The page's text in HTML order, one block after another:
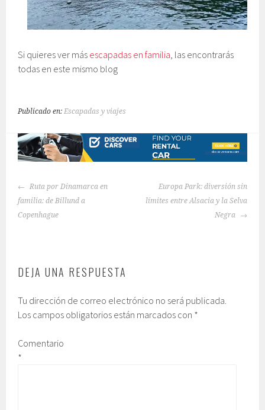
Si quieres ver más escapadas en familia, las encontrarás
todas en este mismo blog
Publicado en:Escapadas y viajes
NAVEGACIÓN
DE
ENTRADAS
Ruta por Dinamarca en
familia: de Billund a
Copenhague
Europa Park: diversión sin
límites entre Alsacia y la Selva
Negra
DEJA UNA RESPUESTA
Tu dirección de correo electrónico no será publicada.
Los campos obligatorios están marcados con *
Comentario
*